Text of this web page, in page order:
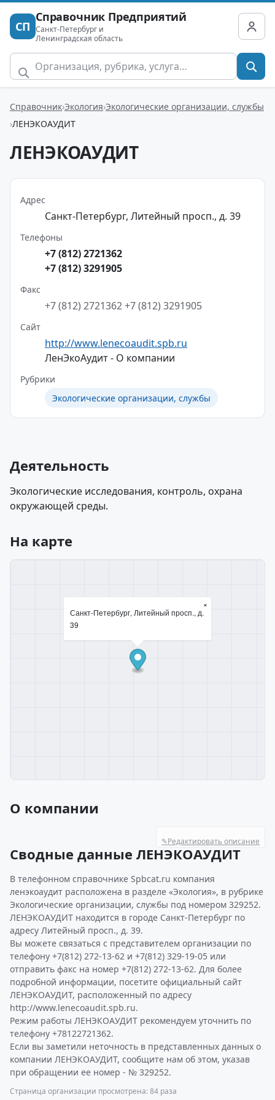
СП
Справочник Предприятий
Санкт-Петербург и
Ленинградская область
Справочник Экология Экологические организации, службы
ЛЕНЭКОАУДИТ
ЛЕНЭКОАУДИТ
Адрес
Санкт-Петербург, Литейный просп., д. 39
Телефоны
+7 (812) 2721362
+7 (812) 3291905
Факс
+7 (812) 2721362+7 (812) 3291905
Сайт
http://www.lenecoaudit.spb.ru
ЛенЭкоАудит - О компании
Рубрики
Экологические организации, службы
Деятельность
Экологические исследования, контроль, охрана
окружающей среды.
На карте
Санкт-Петербург, Литейный просп., д.
39
×
О компании
✎Редактировать описание
Сводные данные ЛЕНЭКОАУДИТ
В телефонном справочнике Spbcat.ru компания
ленэкоаудит расположена в разделе «Экология», в рубрике
Экологические организации, службы под номером 329252.
ЛЕНЭКОАУДИТ находится в городе Санкт-Петербург по
адресу Литейный просп., д. 39.
Вы можете связаться с представителем организации по
телефону +7(812) 272-13-62 и +7(812) 329-19-05 или
отправить факс на номер +7(812) 272-13-62. Для более
подробной информации, посетите официальный сайт
ЛЕНЭКОАУДИТ, расположенный по адресу
http://www.lenecoaudit.spb.ru.
Режим работы ЛЕНЭКОАУДИТ рекомендуем уточнить по
телефону +78122721362.
Если вы заметили неточность в представленных данных о
компании ЛЕНЭКОАУДИТ, сообщите нам об этом, указав
при обращении ее номер - № 329252.
Страница организации просмотрена: 84 раза